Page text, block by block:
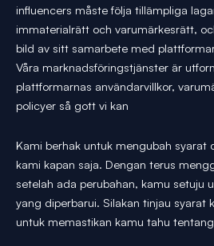
influencers måste följa tillämpliga
immaterialrätt och varumärkesrätt,
bild av sitt samarbete med
Våra marknadsföringstjänster är
plattformarnas användarvillkor,
policyer så gott vi kan
Kami berhak untuk mengubah syarat
kami kapan saja. Dengan terus
setelah ada perubahan, kamu setuju
yang diperbarui. Silakan tinjau syarat
untuk memastikan kamu tahu